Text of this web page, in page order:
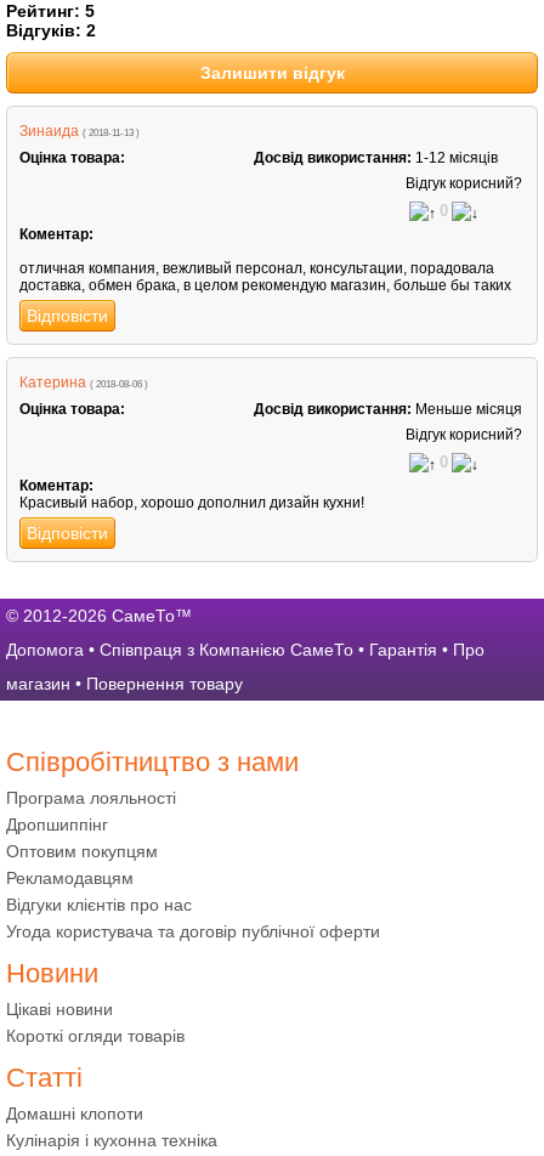
Рейтинг: 5
Відгуків: 2
Залишити відгук
Зинаида ( 2018-11-13 )
Оцінка товара: Досвід використання: 1-12 місяців
Відгук корисний?
0
Коментар:
отличная компания, вежливый персонал, консультации, порадовала
доставка, обмен брака, в целом рекомендую магазин, больше бы таких
Відповісти
Катерина ( 2018-08-06 )
Оцінка товара: Досвід використання: Меньше місяця
Відгук корисний?
0
Коментар:
Красивый набор, хорошо дополнил дизайн кухни!
Відповісти
© 2012-2026 СамеТо™
Допомога • Співпраця з Компанією СамеТо • Гарантія • Про
магазин • Повернення товару
Співробітництво з нами
Програма лояльності
Дропшиппінг
Оптовим покупцям
Рекламодавцям
Відгуки клієнтів про нас
Угода користувача та договір публічної оферти
Новини
Цікаві новини
Короткі огляди товарів
Статті
Домашні клопоти
Кулінарія і кухонна техніка